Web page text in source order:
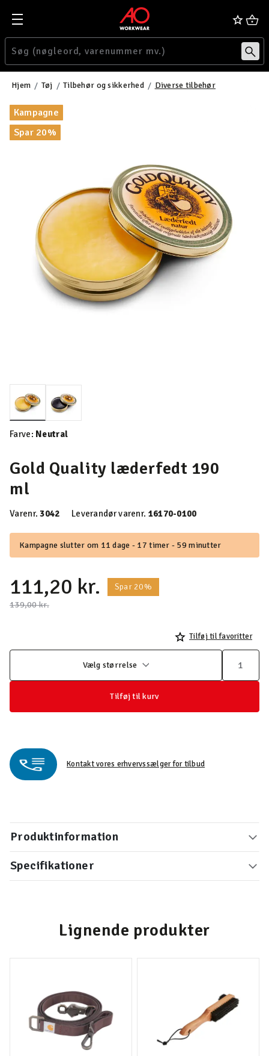
Hjem Tøj Tilbehør og sikkerhed Diverse tilbehør
Kampagne
Spar 20%
Gold Quality læderfedt 190
ml
Varenr.3042 Leverandør varenr. 16170-0100
Kampagne slutter om 11 dage - 17 timer - 59 minutter
111,20 kr.
Spar 20%
Pris nedsat fra
139,00 kr.til
valgte
Farve: Neutral
Tilføj til favoritter
Vælg størrelse
Tilføj til kurv
Kontakt vores erhvervssælger for tilbud
Produktinformation
Specifikationer
Lignende produkter